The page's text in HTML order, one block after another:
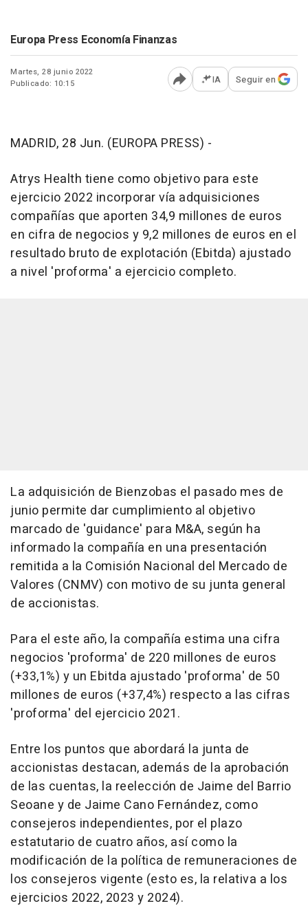
Europa Press Economía Finanzas
Martes, 28 junio 2022
Publicado: 10:15
Abrir opciones para
IA Seguir en
MADRID, 28 Jun. (EUROPA PRESS) -
Atrys Health tiene como objetivo para este
ejercicio 2022 incorporar vía adquisiciones
compañías que aporten 34,9 millones de euros
en cifra de negocios y 9,2 millones de euros en el
resultado bruto de explotación (Ebitda) ajustado
a nivel 'proforma' a ejercicio completo.
La adquisición de Bienzobas el pasado mes de
junio permite dar cumplimiento al objetivo
marcado de 'guidance' para M&A, según ha
informado la compañía en una presentación
remitida a la Comisión Nacional del Mercado de
Valores (CNMV) con motivo de su junta general
de accionistas.
Para el este año, la compañía estima una cifra
negocios 'proforma' de 220 millones de euros
(+33,1%) y un Ebitda ajustado 'proforma' de 50
millones de euros (+37,4%) respecto a las cifras
'proforma' del ejercicio 2021.
Entre los puntos que abordará la junta de
accionistas destacan, además de la aprobación
de las cuentas, la reelección de Jaime del Barrio
Seoane y de Jaime Cano Fernández, como
consejeros independientes, por el plazo
estatutario de cuatro años, así como la
modificación de la política de remuneraciones de
los consejeros vigente (esto es, la relativa a los
ejercicios 2022, 2023 y 2024).